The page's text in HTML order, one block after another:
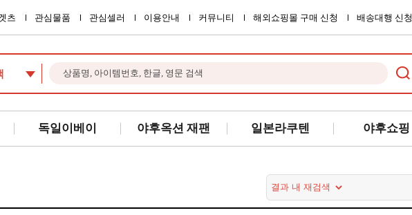
츠 관심물품 관심셀러 이용안내 커뮤니티 해외쇼핑몰 구매 신청 배송대행 신청
독일이베이 야후옥션 재팬 일본라쿠텐 야후쇼핑